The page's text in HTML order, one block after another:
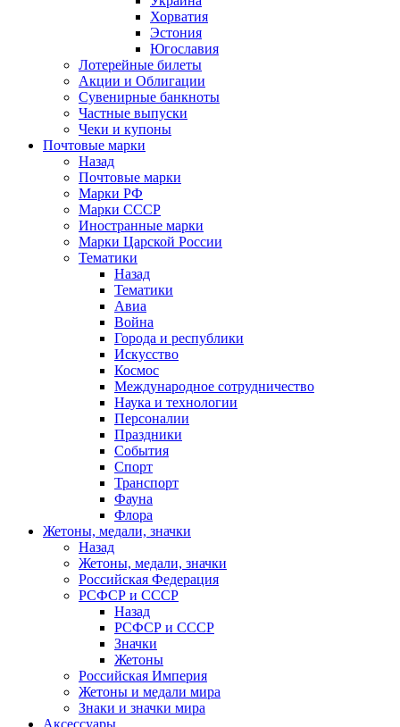
Хорватия
Эстония
Югославия
Лотерейные билеты
Акции и Облигации
Сувенирные банкноты
Частные выпуски
Чеки и купоны
Почтовые марки
Назад
Почтовые марки
Марки РФ
Марки СССР
Иностранные марки
Марки Царской России
Тематики
Назад
Тематики
Авиа
Война
Города и республики
Искусство
Космос
Международное сотрудничество
Наука и технологии
Персоналии
Праздники
События
Спорт
Транспорт
Фауна
Флора
Жетоны, медали, значки
Назад
Жетоны, медали, значки
Российская Федерация
РСФСР и СССР
Назад
РСФСР и СССР
Значки
Жетоны
Российская Империя
Жетоны и медали мира
Знаки и значки мира
Аксессуары